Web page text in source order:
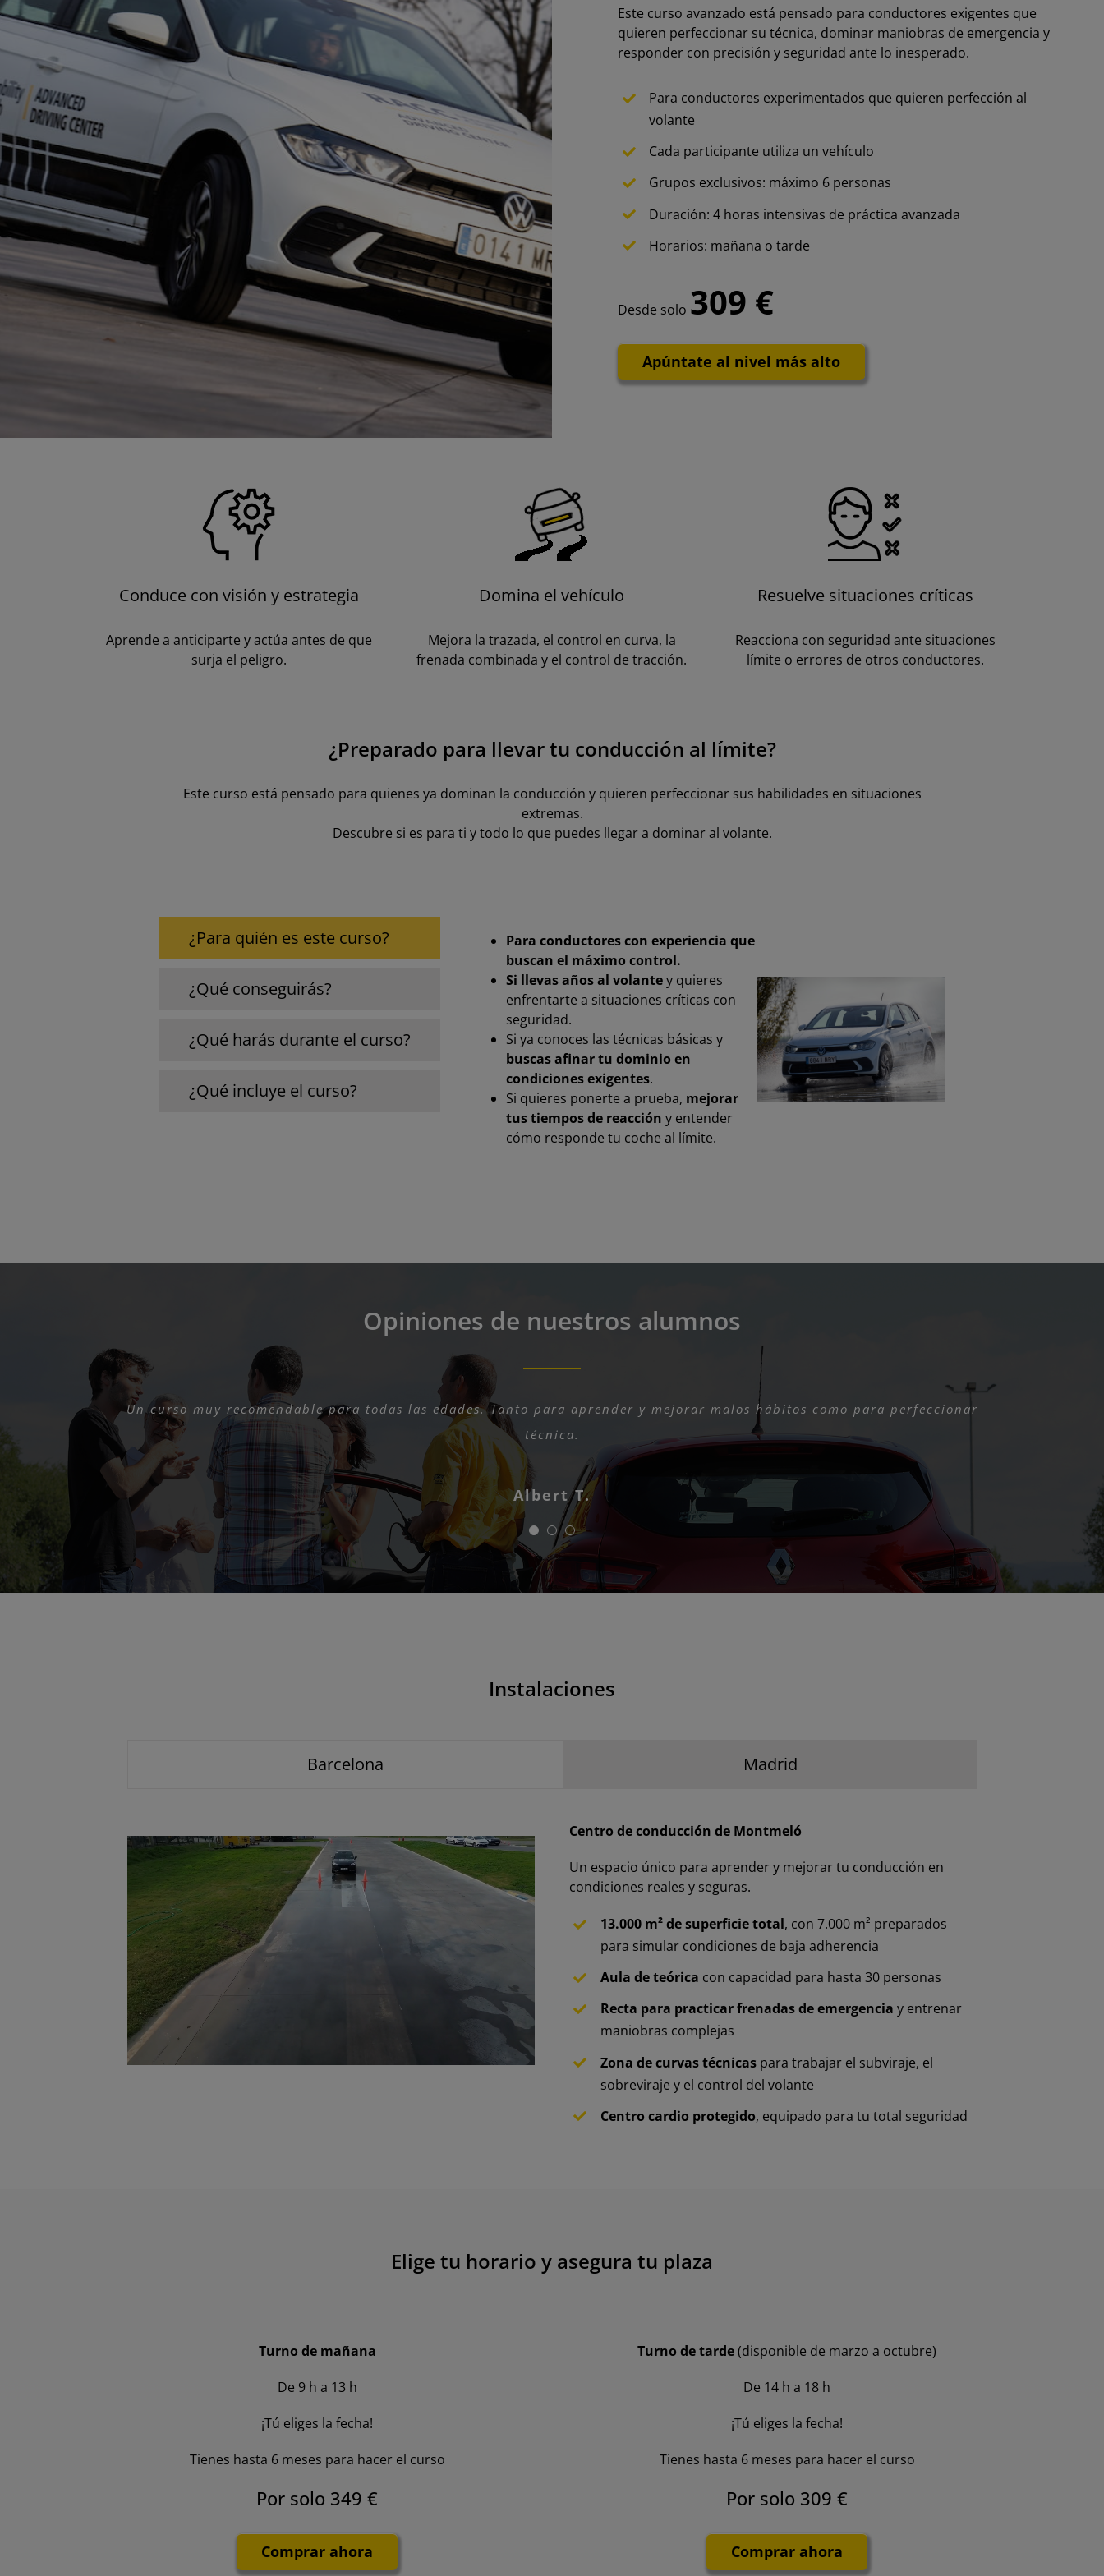
Este curso avanzado está pensado para conductores exigentes que
quieren perfeccionar su técnica, dominar maniobras de emergencia y
responder con precisión y seguridad ante lo inesperado.
Para conductores experimentados que quieren perfección al
volante
Cada participante utiliza un vehículo
Grupos exclusivos: máximo 6 personas
Duración: 4 horas intensivas de práctica avanzada
Horarios: mañana o tarde
Desde solo 309 €
Apúntate al nivel más alto
Conduce con visión y estrategia
Aprende a anticiparte y actúa antes de que
surja el peligro.
Domina el vehículo
Mejora la trazada, el control en curva, la
frenada combinada y el control de tracción.
Resuelve situaciones críticas
Reacciona con seguridad ante situaciones
límite o errores de otros conductores.
¿Preparado para llevar tu conducción al límite?
Este curso está pensado para quienes ya dominan la conducción y quieren perfeccionar sus habilidades en situaciones
extremas.
Descubre si es para ti y todo lo que puedes llegar a dominar al volante.
¿Para quién es este curso?
¿Qué conseguirás?
¿Qué harás durante el curso?
¿Qué incluye el curso?
Para conductores con experiencia que
buscan el máximo control.
Si llevas años al volantey quieres
enfrentarte a situaciones críticas con
seguridad.
Si ya conoces las técnicas básicas y
buscas afinar tu dominio en
condiciones exigentes.
Si quieres ponerte a prueba, mejorar
tus tiempos de reacción y entender
cómo responde tu coche al límite.
Opiniones de nuestros alumnos
Un curso muy recomendable para todas las edades. Tanto para aprender y mejorar malos hábitos como para perfeccionar
técnica.
Albert T.
Un curso muy interesante y enriquecedor. Los profesores muy profesionales y atentos.
Marina U.
La verdad es que han superado de largo mis expectativas. No pensaba que fuera tan completo.
Ferran E.
Instalaciones
Barcelona Madrid
Centro de conducción de Montmeló
Un espacio único para aprender y mejorar tu conducción en
condiciones reales y seguras.
13.000 m² de superficie total, con 7.000 m² preparados
para simular condiciones de baja adherencia
Aula de teórica con capacidad para hasta 30 personas
Recta para practicar frenadas de emergencia y entrenar
maniobras complejas
Zona de curvas técnicas para trabajar el subviraje, el
sobreviraje y el control del volante
Centro cardio protegido, equipado para tu total seguridad
Elige tu horario y asegura tu plaza
Turno de mañana
De 9 h a 13 h
¡Tú eliges la fecha!
Tienes hasta 6 meses para hacer el curso
Por solo 349 €
Comprar ahora
Turno de tarde(disponible de marzo a octubre)
De 14 h a 18 h
¡Tú eliges la fecha!
Tienes hasta 6 meses para hacer el curso
Por solo 309 €
Comprar ahora